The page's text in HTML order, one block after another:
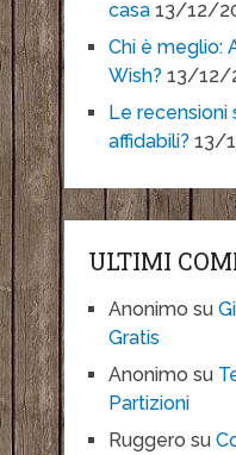
casa 13/12/
Chi è meglio:
Wish? 13/12/
Le recensioni
affidabili? 13/
ULTIMI
Anonimo su
Gratis
Anonimo su
Partizioni
Ruggero su